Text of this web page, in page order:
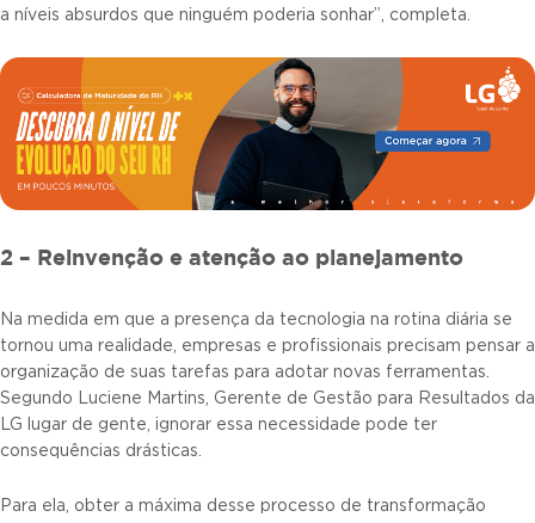
a níveis absurdos que ninguém poderia sonhar”, completa.
2 – Reinvenção e atenção ao planejamento
Na medida em que a presença da tecnologia na rotina diária se
tornou uma realidade, empresas e profissionais precisam pensar a
organização de suas tarefas para adotar novas ferramentas.
Segundo Luciene Martins, Gerente de Gestão para Resultados da
LG lugar de gente, ignorar essa necessidade pode ter
consequências drásticas.
Para ela, obter a máxima desse processo de transformação